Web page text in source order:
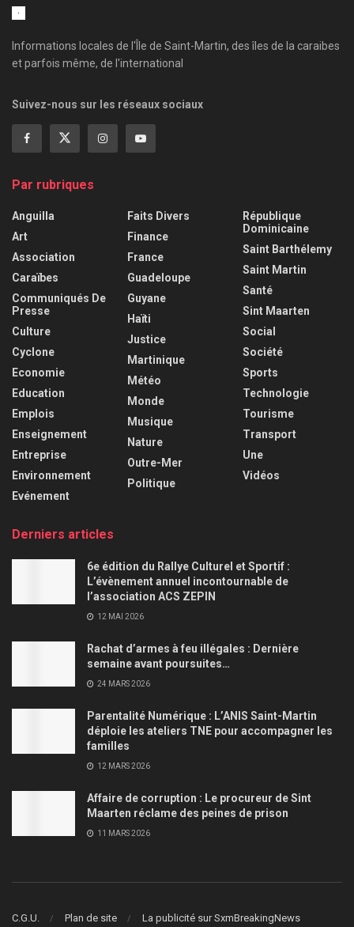
Informations locales de l'Île de Saint-Martin, des îles de la caraibes
et parfois même, de l'international
Suivez-nous sur les réseaux sociaux
Par rubriques
Anguilla
Art
Association
Caraïbes
Communiqués De
Presse
Culture
Cyclone
Economie
Education
Emplois
Enseignement
Entreprise
Environnement
Evénement
Faits Divers
Finance
France
Guadeloupe
Guyane
Haïti
Justice
Martinique
Météo
Monde
Musique
Nature
Outre-Mer
Politique
République
Dominicaine
Saint Barthélemy
Saint Martin
Santé
Sint Maarten
Social
Société
Sports
Technologie
Tourisme
Transport
Une
Vidéos
Derniers articles
6e édition du Rallye Culturel et Sportif :
L’évènement annuel incontournable de
l’association ACS ZEPIN
12 MAI 2026
Rachat d’armes à feu illégales : Dernière
semaine avant poursuites…
24 MARS 2026
Parentalité Numérique : L’ANIS Saint-Martin
déploie les ateliers TNE pour accompagner les
familles
12 MARS 2026
Affaire de corruption : Le procureur de Sint
Maarten réclame des peines de prison
11 MARS 2026
C.G.U. Plan de site La publicité sur SxmBreakingNews